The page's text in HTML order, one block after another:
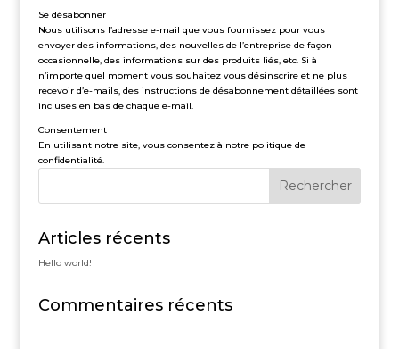
Se désabonner
Nous utilisons l’adresse e-mail que vous fournissez pour vous
envoyer des informations, des nouvelles de l’entreprise de façon
occasionnelle, des informations sur des produits liés, etc. Si à
n’importe quel moment vous souhaitez vous désinscrire et ne plus
recevoir d’e-mails, des instructions de désabonnement détaillées sont
incluses en bas de chaque e-mail.
Consentement
En utilisant notre site, vous consentez à notre politique de
confidentialité.
Articles récents
Hello world!
Commentaires récents